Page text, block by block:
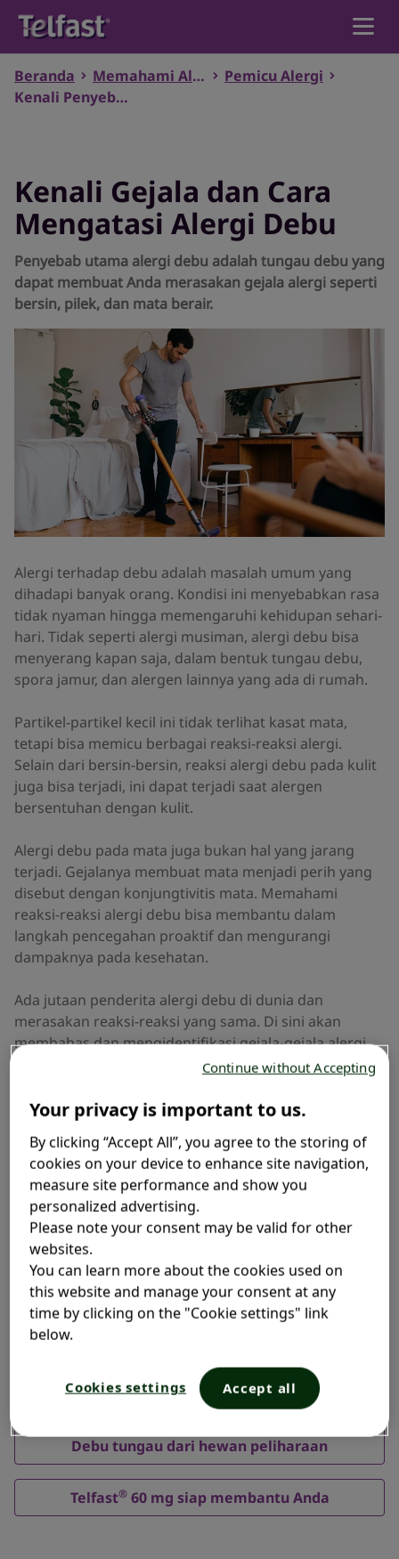
Beranda
Produk
Memahami Alergi
Temukan Produk
Beranda Memahami Alergi
Pemicu Alergi
Kenali Penyebab, Gejala, dan Cara Mengatasi Alergi
Kenali Gejala dan Cara
Mengatasi Alergi Debu
Penyebab utama alergi debu adalah tungau debu yang
dapat membuat Anda merasakan gejala alergi seperti
bersin, pilek, dan mata berair.
Alergi terhadap debu adalah masalah umum yang
dihadapi banyak orang. Kondisi ini menyebabkan rasa
tidak nyaman hingga memengaruhi kehidupan sehari-
hari. Tidak seperti alergi musiman, alergi debu bisa
menyerang kapan saja, dalam bentuk tungau debu,
spora jamur, dan alergen lainnya yang ada di rumah.
Partikel-partikel kecil ini tidak terlihat kasat mata,
tetapi bisa memicu berbagai reaksi-reaksi alergi.
Selain dari bersin-bersin, reaksi alergi debu pada kulit
juga bisa terjadi, ini dapat terjadi saat alergen
bersentuhan dengan kulit.
Alergi debu pada mata juga bukan hal yang jarang
terjadi. Gejalanya membuat mata menjadi perih yang
disebut dengan konjungtivitis mata. Memahami
reaksi-reaksi alergi debu bisa membantu dalam
langkah pencegahan proaktif dan mengurangi
dampaknya pada kesehatan.
Ada jutaan penderita alergi debu di dunia dan
merasakan reaksi-reaksi yang sama. Di sini akan
membahas dan mengidentifikasi gejala-gejala alergi
debu, tips mengurangi paparan debu, dan membantu
termasuk pilihan obat anti alergi.
Di halaman ini Anda akan
menemukan informasi
mengenai:
Bagaimana cara mencegah timbulnya debu?
Debu tungau dari hewan peliharaan
Telfast®60 mg siap membantu Anda
Your privacy is important to us.
By clicking “Accept All”, you agree to the storing of
cookies on your device to enhance site navigation,
measure site performance and show you
personalized advertising.
Please note your consent may be valid for other
websites.
You can learn more about the cookies used on
this website and manage your consent at any
time by clicking on the "Cookie settings" link
below.
Cookies settings Accept all
Continue without Accepting